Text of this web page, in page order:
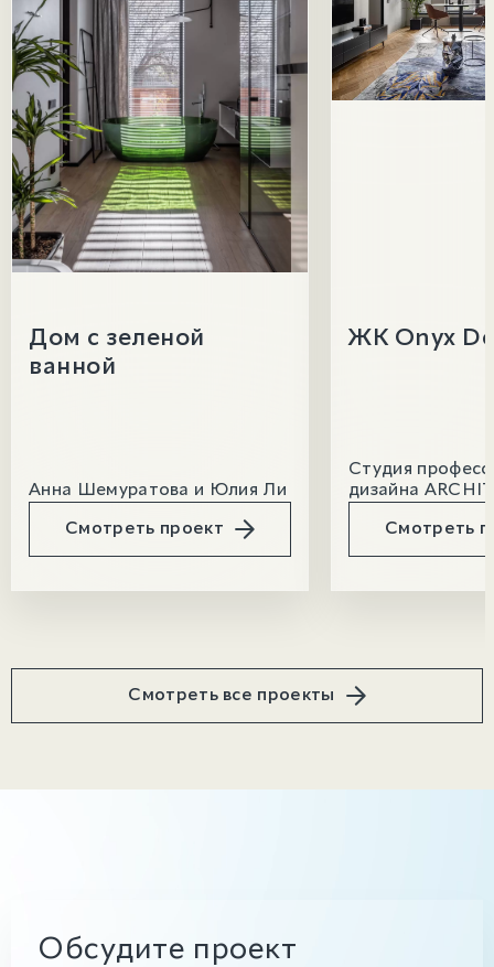
Дом с зеленой
ванной
Анна Шемуратова и Юлия Ли
Смотреть проект
ЖК Onyx
Студия
дизайна
Смотреть
Смотреть все проекты
Обсудите проект